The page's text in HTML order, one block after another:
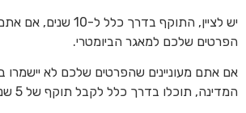
יש לציין, התוקף בדרך
הפרטים שלכם למאגר הביומטרי.
אם אתם מעוניינים שהפרטים שלכם לא יישמרו
המדינה, תוכלו בדרך כלל לקבל תוקף של 5 שנים על הדרכון שלכם.